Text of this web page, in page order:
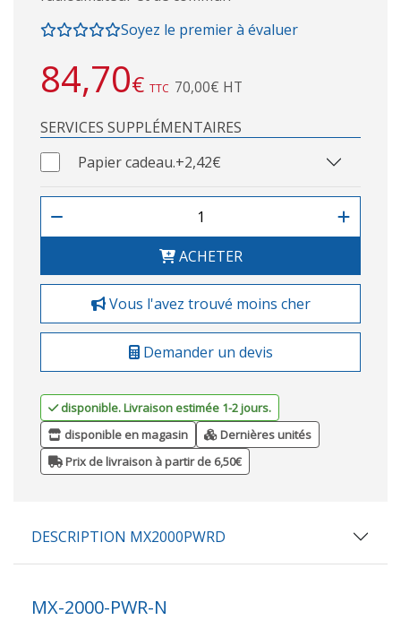
Soyez le premier à évaluer
84,70€ TTC 70,00€ HT
SERVICES SUPPLÉMENTAIRES
Papier cadeau.+2,42€
ACHETER
Vous l'avez trouvé moins cher
Demander un devis
disponible. Livraison estimée 1-2 jours.
disponible en magasin
Dernières unités
Prix de livraison à partir de 6,50€
DESCRIPTION MX2000PWRD
MX-2000-PWR-N